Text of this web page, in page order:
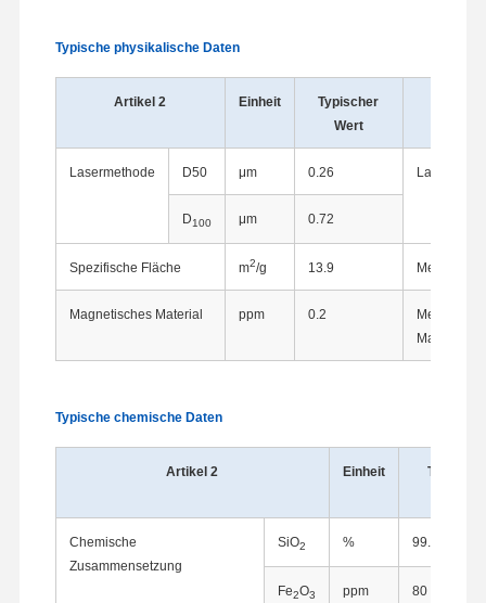
Typische physikalische Daten
Artikel 2 Einheit
Typischer
Wert
Lasermethode D50 μm 0.26 Laser-
D100 μm 0.72
Spezifische Fläche m2/g 13.9 Methode
Magnetisches Material ppm 0.2
Methode
Typische chemische Daten
Artikel 2 Einheit
Chemische
Zusammensetzung
SiO2 % 99.91
Fe2O3 ppm 80